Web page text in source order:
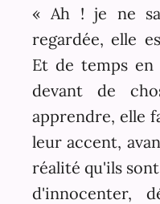
« Ah ! je ne
regardée, elle
Et de temps
devant de
apprendre, elle
leur accent,
réalité qu'ils
d'innocenter,